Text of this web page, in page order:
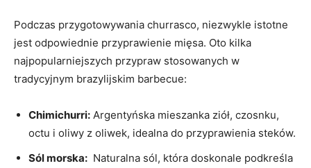
Podczas przygotowywania churrasco, niezwykle istotne
jest odpowiednie ⁢przyprawienie mięsa. Oto kilka
najpopularniejszych przypraw stosowanych w​
tradycyjnym brazylijskim barbecue:
Chimichurri: Argentyńska mieszanka ziół, czosnku,
octu i oliwy z oliwek, idealna do przyprawienia steków.
Sól morska: ‌ Naturalna sól, która doskonale podkreśla